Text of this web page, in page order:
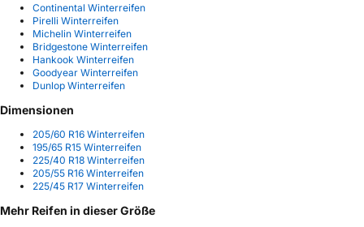
Continental Winterreifen
Pirelli Winterreifen
Michelin Winterreifen
Bridgestone Winterreifen
Hankook Winterreifen
Goodyear Winterreifen
Dunlop Winterreifen
Dimensionen
205/60 R16 Winterreifen
195/65 R15 Winterreifen
225/40 R18 Winterreifen
205/55 R16 Winterreifen
225/45 R17 Winterreifen
Mehr Reifen in dieser Größe